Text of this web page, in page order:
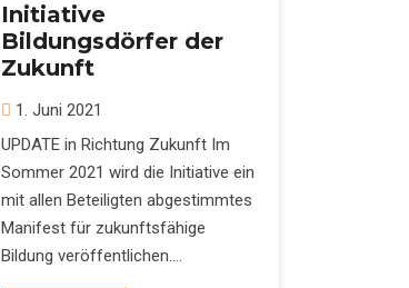
Initiative
Bildungsdörfer der
Zukunft
1. Juni 2021
UPDATE in Richtung Zukunft Im
Sommer 2021 wird die Initiative ein
mit allen Beteiligten abgestimmtes
Manifest für zukunftsfähige
Bildung veröffentlichen.…